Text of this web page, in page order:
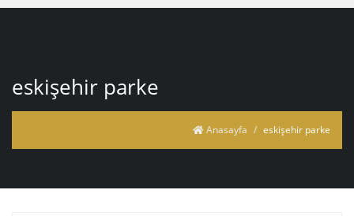
eskişehir parke
Anasayfa eskişehir parke